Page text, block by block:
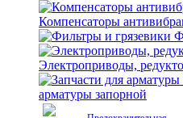
Компенсаторы
Электроприводы,
арматуры запорной